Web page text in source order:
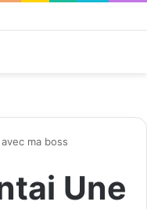
ma boss
Une